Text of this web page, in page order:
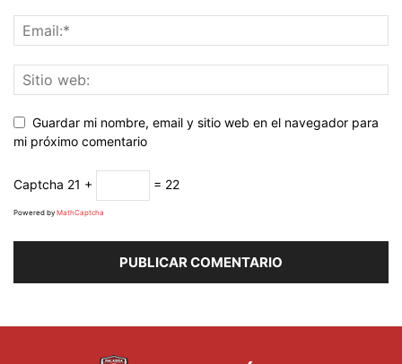
Guardar mi nombre, email y sitio web en el navegador para
mi próximo comentario
Captcha 21 + = 22
Powered by MathCaptcha